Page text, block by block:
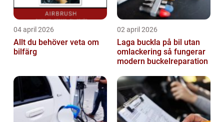
04 april 2026
Allt du behöver veta om
bilfärg
02 april 2026
Laga buckla på bil utan
omlackering så fungerar
modern buckelreparation